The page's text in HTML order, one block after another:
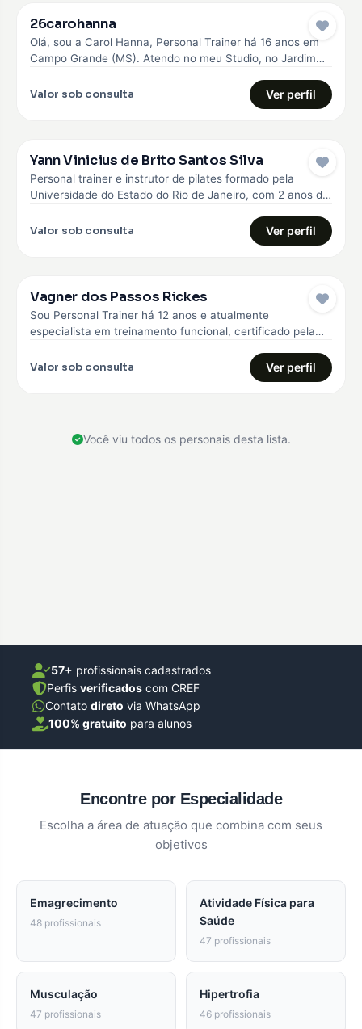
26carohanna
Olá, sou a Carol Hanna, Personal Trainer há 16 anos em
Campo Grande (MS). Atendo no meu Studio, no Jardim…
Valor sob consulta Ver perfil
Yann Vinicius de Brito Santos Silva
Personal trainer e instrutor de pilates formado pela
Universidade do Estado do Rio de Janeiro, com 2 anos de
Valor sob consulta Ver perfil
Vagner dos Passos Rickes
Sou Personal Trainer há 12 anos e atualmente
especialista em treinamento funcional, certificado pela
Valor sob consulta Ver perfil
Você viu todos os personais desta lista.
57+ profissionais cadastrados
Perfis verificados com CREF
Contato direto via WhatsApp
100% gratuito para alunos
Encontre por Especialidade
Escolha a área de atuação que combina com seus
objetivos
Emagrecimento
48 profissionais
Atividade Física para
Saúde
47 profissionais
Musculação
47 profissionais
Hipertrofia
46 profissionais